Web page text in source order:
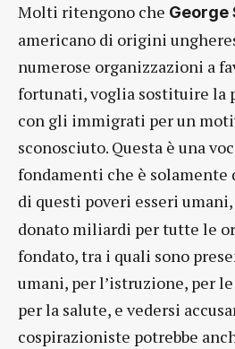
Molti ritengono che George
americano di origini
numerose organizzazioni a
fortunati, voglia sostituire la
con gli immigrati per un
sconosciuto. Questa è una
fondamenti che è solamente
di questi poveri esseri umani,
donato miliardi per tutte le
fondato, tra i quali sono
umani, per l’istruzione, per
per la salute, e vedersi
cospirazioniste potrebbe